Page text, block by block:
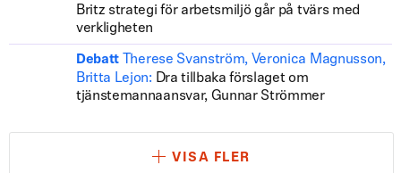
Britz strategi för arbetsmiljö går på tvärs med
verkligheten
Debatt
Therese Svanström, Veronica Magnusson,
Britta Lejon: Dra tillbaka förslaget om
tjänstemannaansvar, Gunnar Strömmer
VISA FLER